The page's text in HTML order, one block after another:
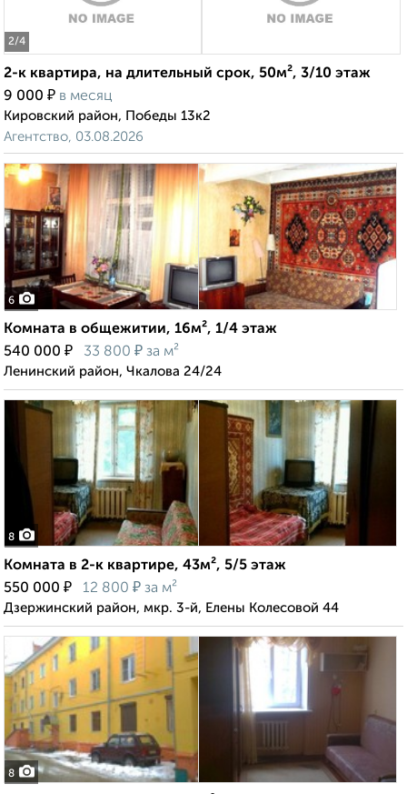
2/4
2-к квартира, на длительный срок, 50м², 3/10 этаж
9 000 ₽ в месяц
Кировский район, Победы 13к2
Агентство, 03.08.2026
6
Комната в общежитии, 16м², 1/4 этаж
540 000 ₽ 33 800 ₽ за м²
Ленинский район, Чкалова 24/24
8
Комната в 2-к квартире, 43м², 5/5 этаж
550 000 ₽ 12 800 ₽ за м²
Дзержинский район, мкр. 3-й, Елены Колесовой 44
8